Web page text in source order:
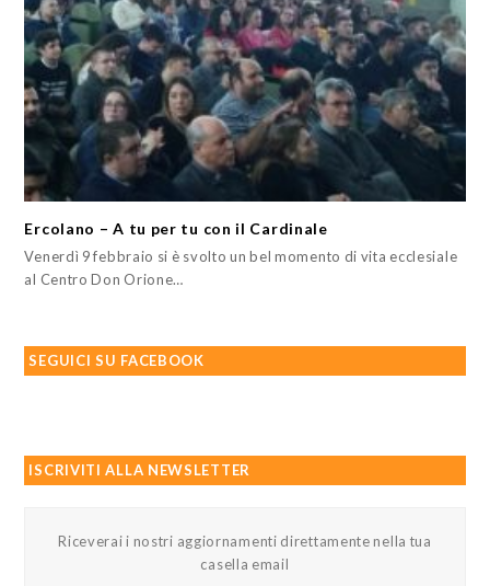
Ercolano – A tu per tu con il Cardinale
Venerdì 9 febbraio si è svolto un bel momento di vita ecclesiale
al Centro Don Orione…
SEGUICI SU FACEBOOK
ISCRIVITI ALLA NEWSLETTER
Riceverai i nostri aggiornamenti direttamente nella tua
casella email